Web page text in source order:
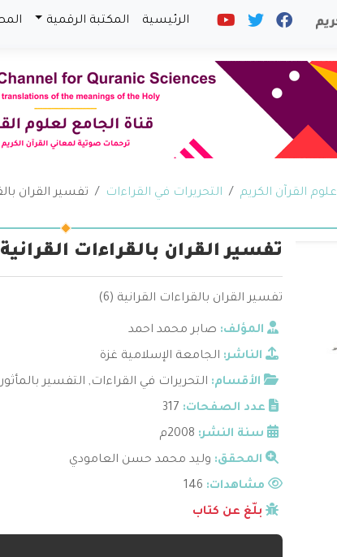
الرئيسية المكتبة الرقمية
علوم القرآن الكريم التحريرات في القراءات تفسير القران
تفسير القران بالقراءات القرانية
تفسير القران بالقراءات القرانية (6)
المؤلف: صابر محمد احمد
الناشر: الجامعة الإسلامية غزة
الأقسام: التحريرات في القراءات, التفسير بالمأثور
عدد الصفحات: 317
سنة النشر: 2008م
المحقق: وليد محمد حسن العامودي
مشاهدات:
بلّغ عن كتاب